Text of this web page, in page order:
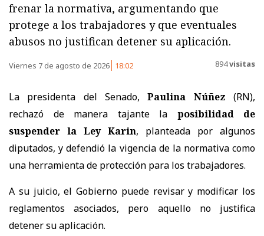
frenar la normativa, argumentando que
protege a los trabajadores y que eventuales
abusos no justifican detener su aplicación.
Viernes 7 de agosto de 2026 18:02 894visitas
La presidenta del Senado, Paulina Núñez (RN),
rechazó de manera tajante la posibilidad de
suspender la Ley Karin, planteada por algunos
diputados, y defendió la vigencia de la normativa como
una herramienta de protección para los trabajadores.
A su juicio, el Gobierno puede revisar y modificar los
reglamentos asociados, pero aquello no justifica
detener su aplicación.